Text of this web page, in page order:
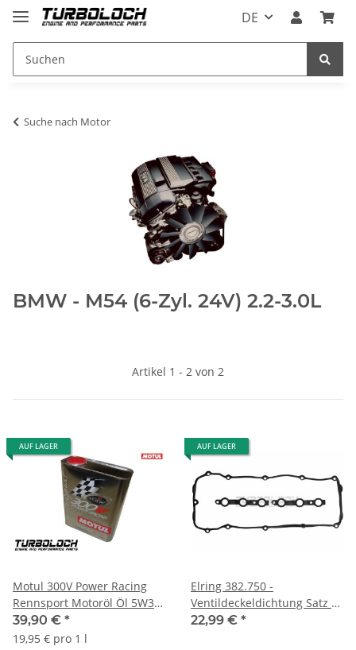
DE
Suche nach Motor
BMW - M54 (6-Zyl. 24V) 2.2-3.0L
Artikel 1 - 2 von 2
AUF LAGER
Motul 300V Power Racing
Rennsport Motoröl Öl 5W30
- 2L 104241
39,90 € *
19,95 € pro 1 l
AUF LAGER
Elring 382.750 -
Ventildeckeldichtung Satz -
BMW M54 (ab Bj. 09.2002)
22,99 € *